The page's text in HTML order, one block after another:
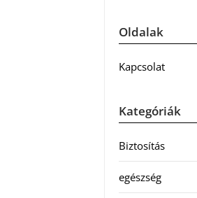
Oldalak
Kapcsolat
Kategóriák
Biztosítás
egészség